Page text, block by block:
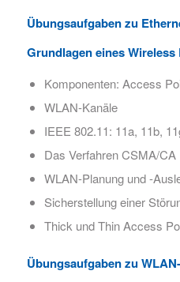
Übungsaufgabenzu
Grundlagen eines Wireless
Komponenten: Access
WLAN-Kanäle
IEEE 802.11: 11a, 11b,
Das Verfahren CSMA/CA
WLAN-Planung und -
Sicherstellung einer
Thick und Thin Access
Übungsaufgaben zu